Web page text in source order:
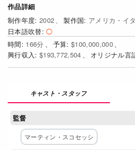
過去
Get
閉じる
作品詳細
2002
アメリカ・イ
日本語吹替
166
$100,000,000
$193,772,504
監督
マーティン・スコセッシ